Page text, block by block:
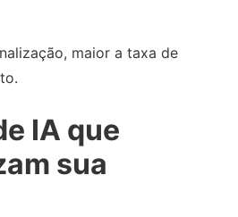
maior a taxa de
IA que
sua